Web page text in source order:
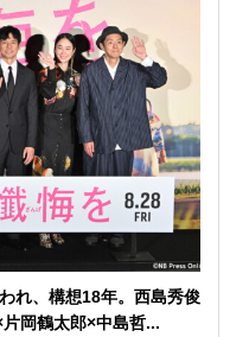
れ、構想18年。西島秀俊
岡鶴太郎×中島哲...